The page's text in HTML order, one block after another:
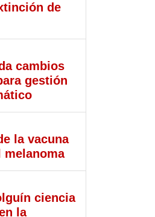
de
cambios
gestión
la vacuna
melanoma
ciencia
la